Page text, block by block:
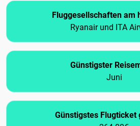
Fluggesellschaften am
Ryanair und ITA
Günstigster
Juni
Günstigstes Flugticket